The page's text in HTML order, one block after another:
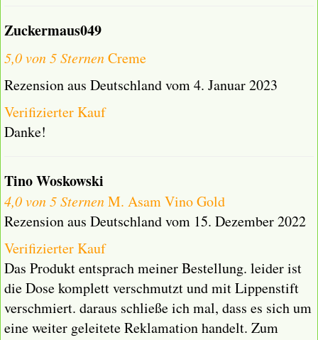
Zuckermaus049
5,0 von 5 SternenCreme
Rezension aus Deutschland vom 4. Januar 2023
Verifizierter Kauf
Danke!
Tino Woskowski
4,0 von 5 SternenM. Asam Vino Gold
Rezension aus Deutschland vom 15. Dezember 2022
Verifizierter Kauf
Das Produkt entsprach meiner Bestellung. leider ist
die Dose komplett verschmutzt und mit Lippenstift
verschmiert. daraus schließe ich mal, dass es sich um
eine weiter geleitete Reklamation handelt. Zum